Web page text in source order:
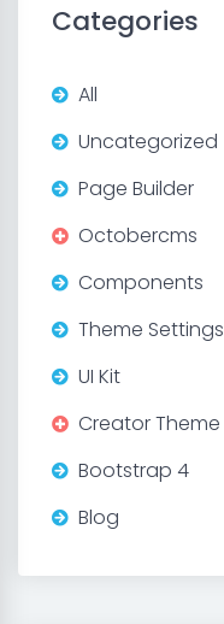
Categories
All
Uncategorized
Page Builder
Octobercms
Components
Theme Settings
UI Kit
Creator Theme
Bootstrap 4
Blog